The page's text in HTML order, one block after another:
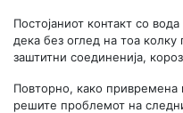
Постојаниот контакт со
дека без оглед на тоа
заштитни соединенија,
Повторно, како
решите проблемот на